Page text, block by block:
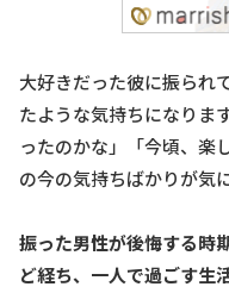
大好きだった彼に振られ
たような気持ちになりま
ったのかな」「今頃、楽
の今の気持ちばかりが気
振った男性が後悔する時
ど経ち、一人で過ごす生